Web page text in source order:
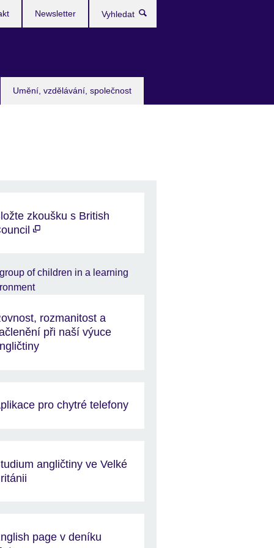
Umění, vzdělávání, společnost
Newsletter
zkoušku s British
rozmanitost a
při naší výuce
pro chytré telefony
angličtiny ve Velké
page v deníku